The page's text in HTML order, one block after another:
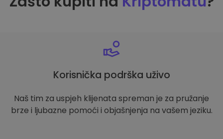
Korisnička podrška uživo
Naš tim za uspjeh klijenata spreman je za pružanje
brze i ljubazne pomoći i objašnjenja na vašem jeziku.